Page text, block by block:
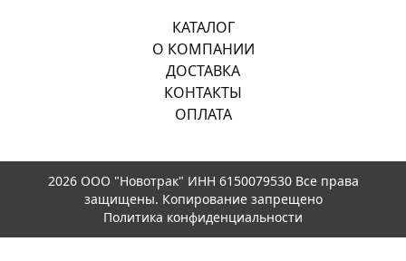
КАТАЛОГ
О КОМПАНИИ
ДОСТАВКА
КОНТАКТЫ
ОПЛАТА
2026 ООО "Новотрак" ИНН 6150079530 Все права
защищены. Копирование запрещено
Политика конфиденциальности